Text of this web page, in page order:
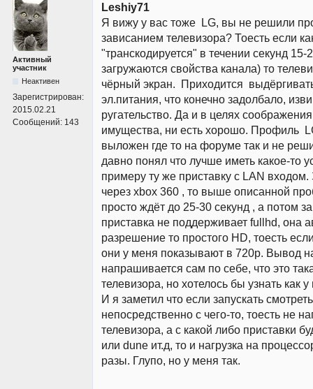
Активный
участник
Неактивен
Зарегистрирован:
2015.02.21
Сообщений: 143
Leshiy71
Я вижу у вас тоже LG, вы не решили
зависанием телевизора? Тоесть если
"транскодируется" в течении секунд
загружаются свойства канала) то
чёрный экран. Приходится
эл.питания, что конечно задолбало,
ругательство. Да и в целях
имущества, ни есть хорошо. Профиль
выложен где то на форуме так и не
давно понял что лучше иметь какое-то
примеру ту же приставку с LAN
через xbox 360 , то выше описанной
просто ждёт до 25-30 секунд , а потом
приставка не поддерживает fullhd, она
разрешение то простого HD, тоесть
они у меня показывают в 720p. Вывод
напрашивается сам по себе, что это
телевизора, но хотелось бы узнать как
И я заметил что если запускать
непосредственно с чего-то, тоесть не
телевизора, а с какой либо приставки
или dune ит.д, то и нагрузка на
разы. Глупо, но у меня так.